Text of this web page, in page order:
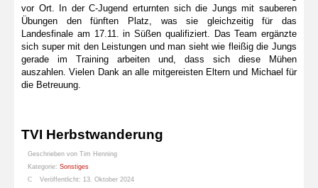
vor Ort. In der C-Jugend erturnten sich die Jungs mit sauberen
Übungen den fünften Platz, was sie gleichzeitig für das
Landesfinale am 17.11. in Süßen qualifiziert. Das Team ergänzte
sich super mit den Leistungen und man sieht wie fleißig die Jungs
gerade im Training arbeiten und, dass sich diese Mühen
auszahlen. Vielen Dank an alle mitgereisten Eltern und Michael für
die Betreuung.
TVI Herbstwanderung
Geschrieben von Tim Henning
Kategorie: Sonstiges
Veröffentlicht: 13. Oktober 2024